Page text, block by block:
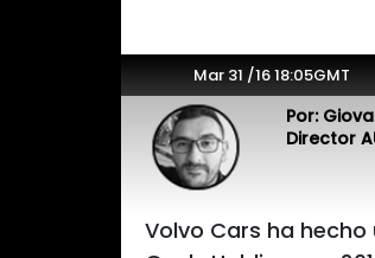
Mar 31 /16 18:05GMT
Por:
Director
Volvo Cars ha